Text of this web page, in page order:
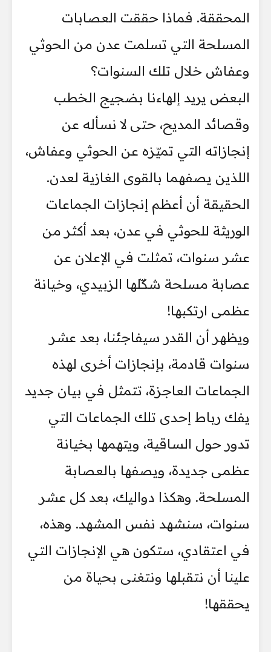
المحققة. فماذا حققت العصابات
المسلحة التي تسلمت عدن من الحوثي
وعفاش خلال تلك السنوات؟
البعض يريد إلهاءنا بضجيج الخطب
وقصائد المديح، حتى لا نسأله عن
إنجازاته التي تميّزه عن الحوثي وعفاش،
اللذين يصفهما بالقوى الغازية لعدن.
الحقيقة أن أعظم إنجازات الجماعات
الوريثة للحوثي في عدن، بعد أكثر من
عشر سنوات، تمثلت في الإعلان عن
عصابة مسلحة شكّلها الزبيدي، وخيانة
عظمى ارتكبها!
ويظهر أن القدر سيفاجئنا، بعد عشر
سنوات قادمة، بإنجازات أخرى لهذه
الجماعات العاجزة، تتمثل في بيان جديد
يفك رباط إحدى تلك الجماعات التي
تدور حول الساقية، ويتهمها بخيانة
عظمى جديدة، ويصفها بالعصابة
المسلحة. وهكذا دواليك، بعد كل عشر
سنوات، سنشهد نفس المشهد. وهذه،
في اعتقادي، ستكون هي الإنجازات التي
علينا أن نتقبلها ونتغنى بحياة من
يحققها!